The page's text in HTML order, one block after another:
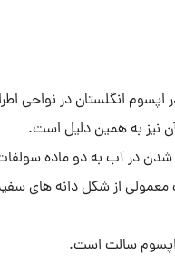
اپسوم انگلستان در
نیز به همین دلیل است.
در آب به دو ماده
از شکل دانه های
اپسوم سالت است.